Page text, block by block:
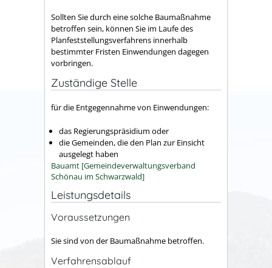
Sollten Sie durch eine solche Baumaßnahme
betroffen sein, können Sie im Laufe des
Planfeststellungsverfahrens innerhalb
bestimmter Fristen Einwendungen dagegen
vorbringen.
Zuständige Stelle
für die Entgegennahme von Einwendungen:
das Regierungspräsidium oder
die Gemeinden, die den Plan zur Einsicht
ausgelegt haben
Bauamt [Gemeindeverwaltungsverband
Schönau im Schwarzwald]
Leistungsdetails
Voraussetzungen
Sie sind von der Baumaßnahme betroffen.
Verfahrensablauf